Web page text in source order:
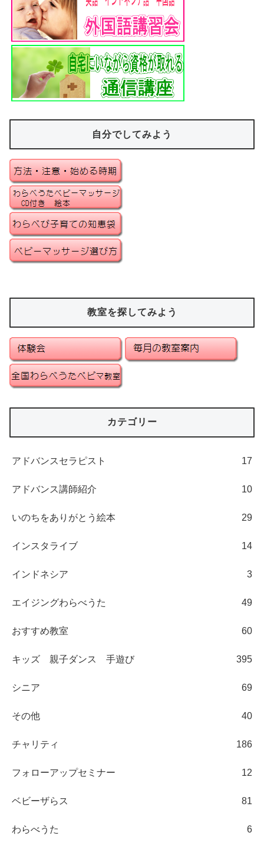
自分でしてみよう
教室を探してみよう
カテゴリー
アドバンスセラピスト 17
アドバンス講師紹介 10
いのちをありがとう絵本 29
インスタライブ 14
インドネシア 3
エイジングわらべうた 49
おすすめ教室 60
キッズ 親子ダンス 手遊び 395
シニア 69
その他 40
チャリティ 186
フォローアップセミナー 12
ベビーザらス 81
わらべうた 6